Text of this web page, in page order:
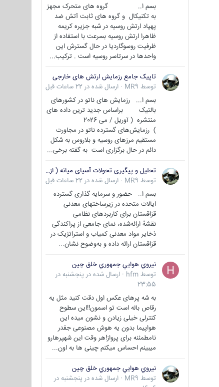
بسم ا.. گروه های متحرک مجهز
به تکنیکال و گروه های ثابت آتش ضد
پهپاد ارتش روسیه در شبه جزیره کریمه
ظاهرا ارتش روسیه بسرعت با استفاده از
ظرفیت روسوگاردیا در حال گسترش این
واحدها در سرتاسر روسیه است . ترکیب...
تاپیک جامع رزمایش ارتش های خارجی
توسط MR9
· ارسال شده در 22 ساعات قبل
بسم ا... رزمایش های ناتو در کشورهای
بالتیک براساس جدید ترین داده های
منتشره ( آوریل / می 2026
) رزمایش‌های گسترده ناتو در مجاورت
مستقیم مرزهای روسیه و بلاروس به شکل
دائم در حال برگزاری است به گفته برخی...
تحلیل و پیگیری تحولات آسیای میانه ( ازبکستان، تاجیکستان، ترکمنستان، قزاقستان و قرقیزستان )
توسط MR9
· ارسال شده در 22 ساعات قبل
بسم ا.. حضور و سرمایه گذاری گسترده
ایالات متحده در زیرساختهای معدنی
قزاقستان برای کاربردهای نظامی
نقشهٔ ارائه‌شده، نمای جامعی از پراکندگی
ذخایر مواد معدنی کمیاب و استراتژیک در
قزاقستان ارائه داده و به‌وضوح نشان...
نيروي هوايي جمهوري خلق چين
توسط hfm
· ارسال شده در پنجشنبه در
23:55
به شه پرهای عکس اول دقت کنید مثل یه
رقاص باله است تو اسمون!!این سطوح
کنترلی خیلی زیادن و نشون میده این
هواپیما بدون یه هوش مصنوعی جقدر
نامطمئنه برای پرواز!هر وقت این شهپرهارو
میبینم احساس میکنم چینی ها به اون...
نيروي هوايي جمهوري خلق چين
توسط MR9
· ارسال شده در پنجشنبه در